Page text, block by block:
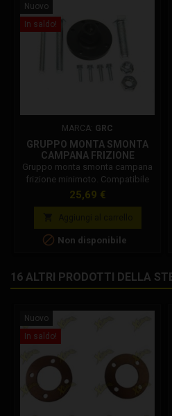
Nuovo
In saldo!
MARCA: GRC
GRUPPO MONTA SMONTA
CAMPANA FRIZIONE
MINIMOTO
Gruppo monta smonta campana
frizione minimoto. Compatibile
con tutti i motori minimoto
Prezzo
25,69 €
 Non disponibile
16 ALTRI PRODOTTI DELLA
Nuovo
In saldo!